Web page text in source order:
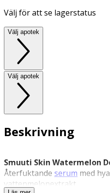
Välj för att se lagerstatus
Välj apotek
Välj apotek
Beskrivning
Smuuti Skin Watermelon
Återfuktande serum med
vattenmelonextrakt